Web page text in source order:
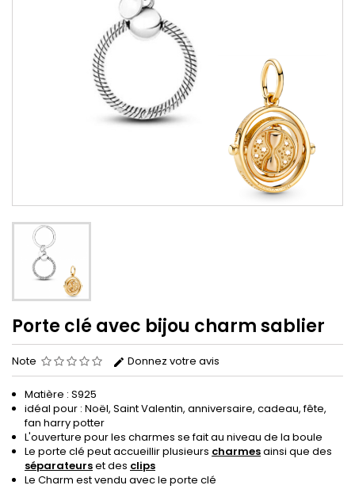
Porte clé avec bijou charm sablier
Note Donnez votre avis
Matière : S925
idéal pour : Noël, Saint Valentin, anniversaire, cadeau, fête,
fan harry potter
L'ouverture pour les charmes se fait au niveau de la boule
Le porte clé peutaccueillirplusieurs charmesainsi que des
séparateurset des clips
Le Charm est vendu avec le porte clé